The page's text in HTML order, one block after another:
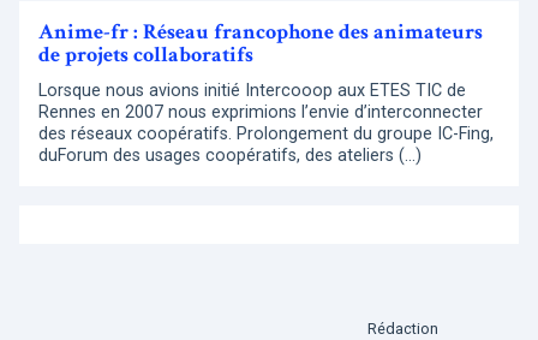
Anime-fr : Réseau francophone des animateurs
de projets collaboratifs
Lorsque nous avions initié Intercooop aux ETES TIC de
Rennes en 2007 nous exprimions l’envie d’interconnecter
des réseaux coopératifs. Prolongement du groupe IC-Fing,
duForum des usages coopératifs, des ateliers (…)
Rédaction